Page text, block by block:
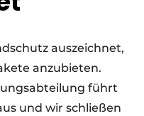
auszeichnet,
anzubieten.
führt
und wir schließen